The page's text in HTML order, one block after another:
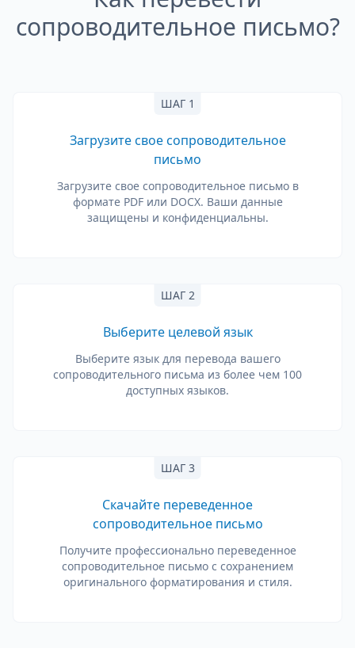
сопроводительное письмо?
ШАГ 1
Загрузите свое сопроводительное
письмо
Загрузите свое сопроводительное письмо в
формате PDF или DOCX. Ваши данные
защищены и конфиденциальны.
ШАГ 2
Выберите целевой язык
Выберите язык для перевода вашего
сопроводительного письма из более чем 100
доступных языков.
ШАГ 3
Скачайте переведенное
сопроводительное письмо
Получите профессионально переведенное
сопроводительное письмо с сохранением
оригинального форматирования и стиля.